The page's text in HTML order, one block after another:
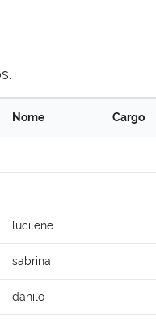
Nome Cargo
lucilene
sabrina
danilo